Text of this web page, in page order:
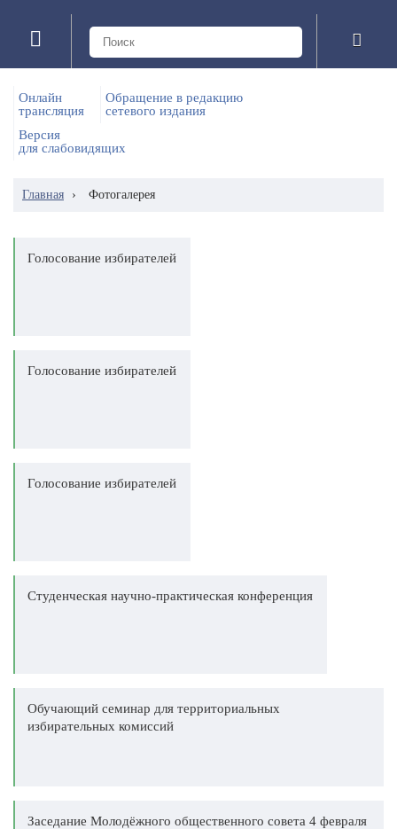
Онлайн
трансляция
Обращение в редакцию
сетевого издания
Версия
для слабовидящих
Главная › Фотогалерея
Голосование избирателей
Голосование избирателей
Голосование избирателей
Студенческая научно-практическая конференция
Обучающий семинар для территориальных
избирательных комиссий
Заседание Молодёжного общественного совета 4 февраля